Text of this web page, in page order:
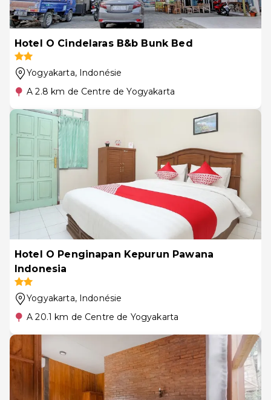
Hotel O Cindelaras B&b Bunk Bed
Yogyakarta, Indonésie
A 2.8 km de Centre de Yogyakarta
Hotel O Penginapan Kepurun Pawana
Indonesia
Yogyakarta, Indonésie
A 20.1 km de Centre de Yogyakarta